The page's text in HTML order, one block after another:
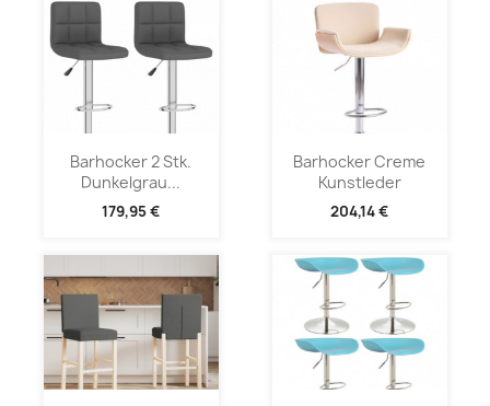
Barhocker 2 Stk.
Dunkelgrau...
179,95 €
Barhocker Creme
Kunstleder
204,14 €